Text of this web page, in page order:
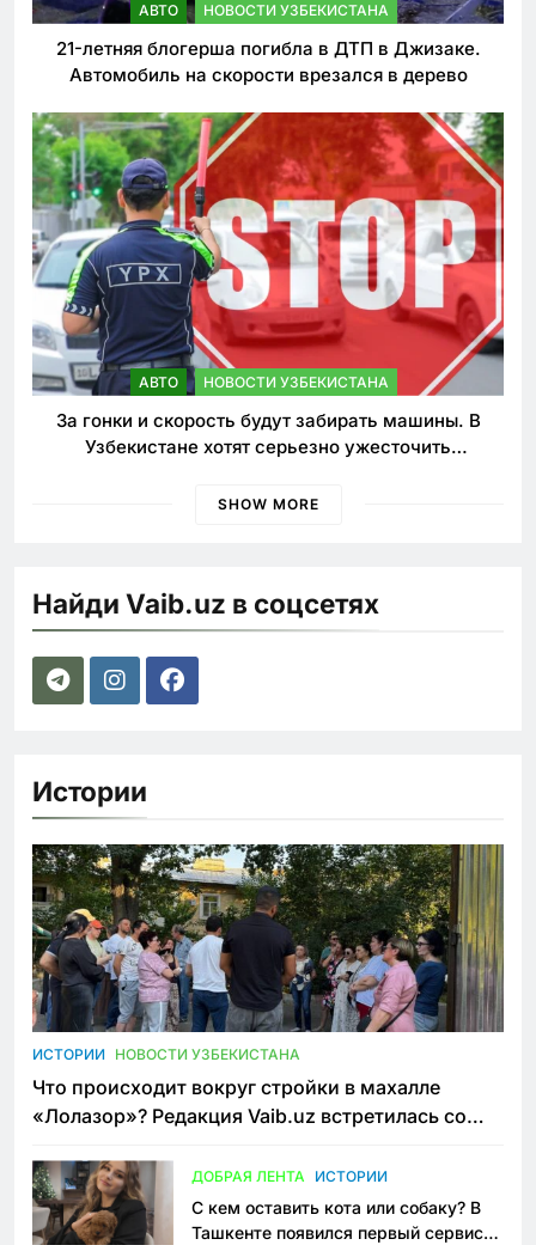
АВТО НОВОСТИ УЗБЕКИСТАНА
21-летняя блогерша погибла в ДТП в Джизаке.
Автомобиль на скорости врезался в дерево
АВТО НОВОСТИ УЗБЕКИСТАНА
За гонки и скорость будут забирать машины. В
Узбекистане хотят серьезно ужесточить
SHOW MORE
Найди Vaib.uz в соцсетях
Истории
ИСТОРИИ НОВОСТИ УЗБЕКИСТАНА
Что происходит вокруг стройки в махалле
«Лолазор»? Редакция Vaib.uz встретилась со
ДОБРАЯ ЛЕНТА ИСТОРИИ
С кем оставить кота или собаку? В
Ташкенте появился первый сервис